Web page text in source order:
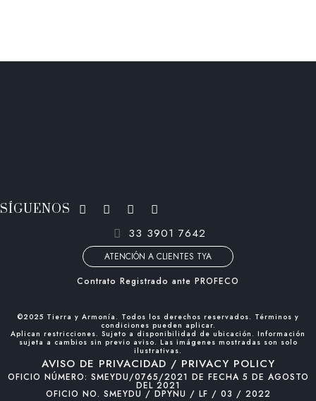
SÍGUENOS
33 3901 7642
ATENCIÓN A CLIENTES TYA
Contrato Registrado ante PROFECO
©2025 Tierra y Armonía. Todos los derechos reservados. Términos y
condiciones pueden aplicar.
Aplican restricciones. Sujeto a disponibilidad de ubicación. Información
sujeta a cambios sin previo aviso. Las imágenes mostradas son solo
ilustrativas.
AVISO DE PRIVACIDAD / PRIVACY POLICY
OFICIO NÚMERO: SMEYDU/0765/2021 DE FECHA 5 DE AGOSTO
DEL 2021
OFICIO NO. SMEYDU / DPYNU / LF / 03 / 2022